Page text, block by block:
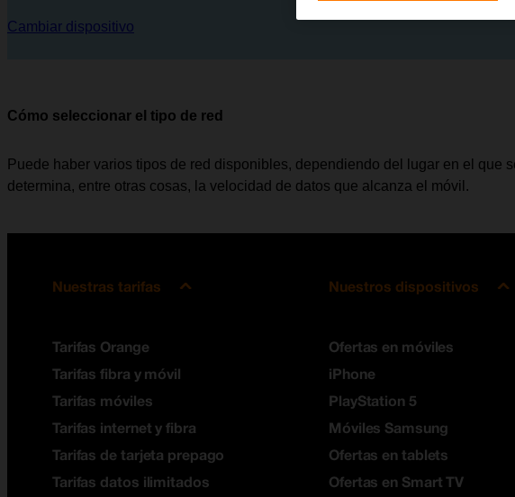
Cambiar dispositivo
Cómo seleccionar el tipo de red
Puede haber varios tipos de red disponibles, dependiendo del lugar en el que
determina, entre otras cosas, la velocidad de datos que alcanza el móvil.
Nuestras tarifas
Tarifas Orange
Tarifas fibra y móvil
Tarifas móviles
Tarifas internet y fibra
Tarifas de tarjeta prepago
Tarifas datos ilimitados
Nuestros dispositivos
Ofertas en móviles
iPhone
PlayStation 5
Móviles Samsung
Ofertas en tablets
Ofertas en Smart TV